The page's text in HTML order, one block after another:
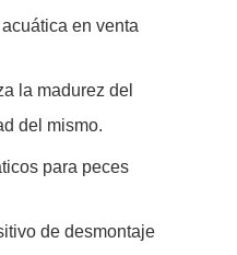
la madurez del
del mismo.
de desmontaje